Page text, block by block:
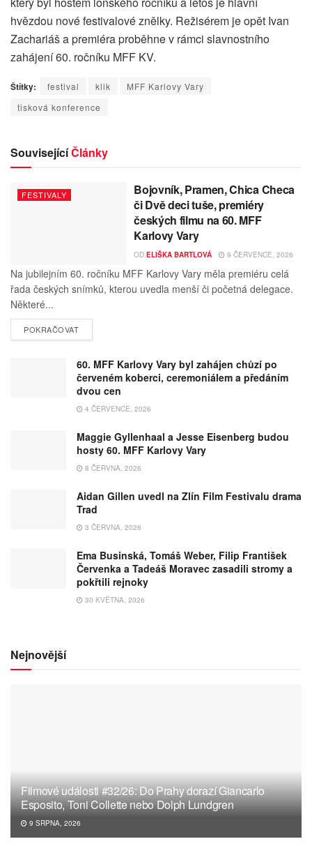
hvězdou nové festivalové znělky. Režisérem je opět Ivan
Zachariáš a premiéra proběhne v rámci slavnostního
zahájení 60. ročníku MFF KV.
Štítky: festival klik
MFF Karlovy Vary
tisková konference
SouvisejícíČlánky
FESTIVALY
Bojovník, Pramen, Chica Checa
či Dvě deci tuše, premiéry
českých filmu na 60. MFF
Karlovy Vary
OD ELIŠKA BARTLOVÁ 9 ČERVENCE, 2026
Na jubilejním 60. ročníku MFF Karlovy Vary měla premiéru celá
řada českých snímků, kterou uvedla menší či početná delegace.
Některé...
POKRAČOVAT
60. MFF Karlovy Vary byl zahájen chůzí po
červeném koberci, ceremoniálem a předáním
dvou cen
4 ČERVENCE, 2026
Maggie Gyllenhaal a Jesse Eisenberg budou
hosty 60. MFF Karlovy Vary
8 ČERVNA, 2026
Aidan Gillen uvedl na Zlín Film Festivalu drama
Trad
3 ČERVNA, 2026
Ema Businská, Tomáš Weber, Filip František
Červenka a Tadeáš Moravec zasadili stromy a
pokřtili rejnoky
30 KVĚTNA, 2026
Nejnovější
Filmové události #32/26: Do Prahy dorazí Giancarlo
Esposito, Toni Collette nebo Dolph Lundgren
9 SRPNA, 2026